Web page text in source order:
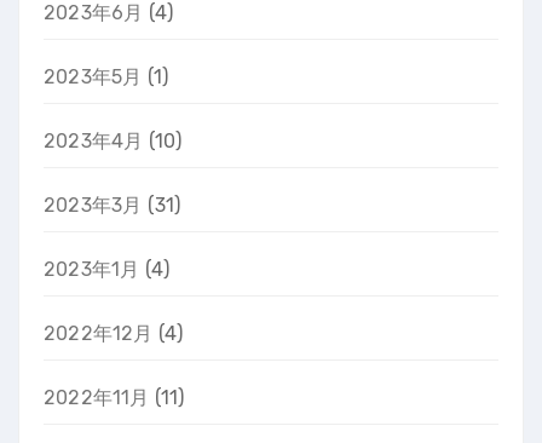
2023年6月 (4)
2023年5月 (1)
2023年4月 (10)
2023年3月 (31)
2023年1月 (4)
2022年12月 (4)
2022年11月 (11)